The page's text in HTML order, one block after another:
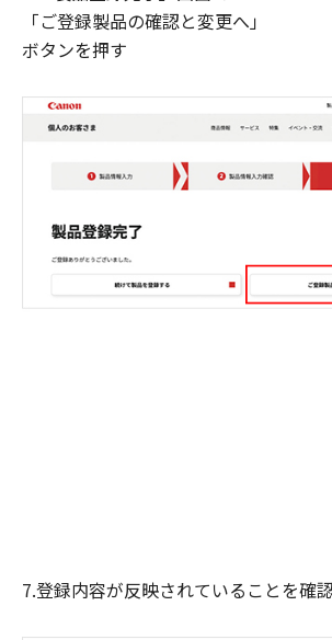
「ご登録製品の確認と変更へ」
ボタンを押す
7.登録内容が反映されていることを確